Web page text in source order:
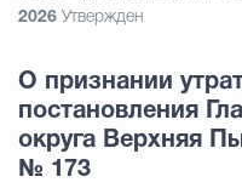
2026 Утвержден
О признании
постановления
округа Верхняя
№ 173